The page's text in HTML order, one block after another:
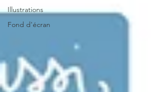
Illustrations
Fond d'écran